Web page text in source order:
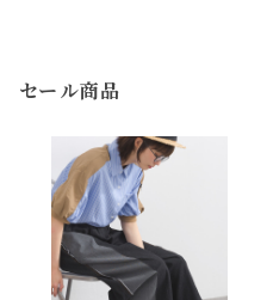
セール商品